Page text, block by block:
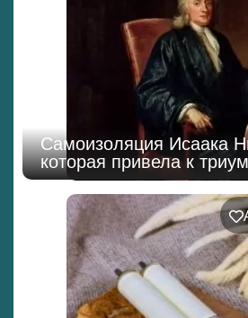
Самоизоляция Исаака
которая привела к